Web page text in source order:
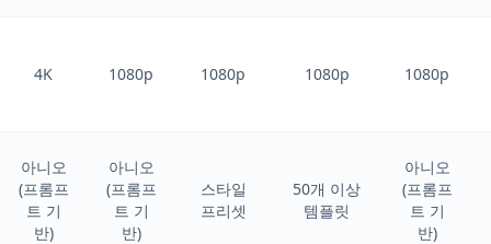
4K 1080p 1080p 1080p 1080p
아니오
(프롬프
트 기
반)
아니오
(프롬프
트 기
반)
스타일
프리셋
50개 이상
템플릿
아니오
(프롬프
트 기
반)